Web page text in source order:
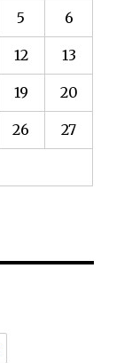
5 6
12 13
19 20
26 27